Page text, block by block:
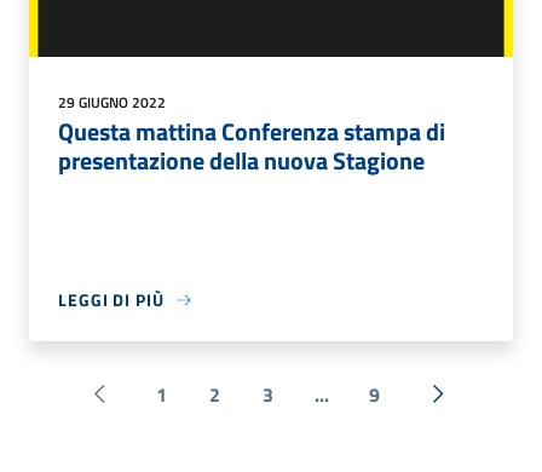
29 GIUGNO 2022
Questa mattina Conferenza stampa di
presentazione della nuova Stagione
LEGGI DI PIÙ
Pagina precedente
1 2 3 ... 9 Successiva